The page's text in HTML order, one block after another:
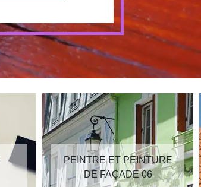
PEINTRE ET PEINTURE
DE FAÇADE 06